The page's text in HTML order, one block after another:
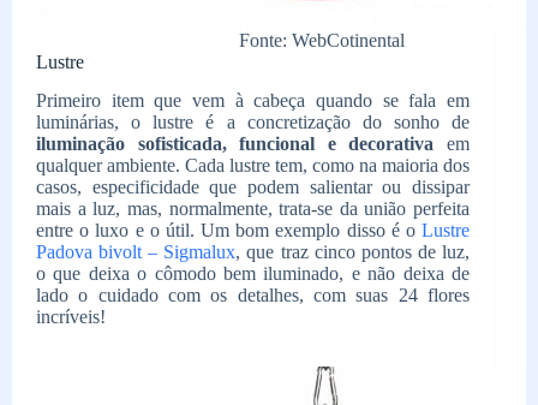
Fonte: WebCotinental
Lustre
Primeiro item que vem à cabeça quando se fala em
luminárias, o lustre é a concretização do sonho de
iluminação sofisticada, funcional e decorativa em
qualquer ambiente. Cada lustre tem, como na maioria dos
casos, especificidade que podem salientar ou dissipar
mais a luz, mas, normalmente, trata-se da união perfeita
entre o luxo e o útil. Um bom exemplo disso é oLustre
Padova bivolt – Sigmalux, que traz cinco pontos de luz,
o que deixa o cômodo bem iluminado, e não deixa de
lado o cuidado com os detalhes, com suas 24 flores
incríveis!